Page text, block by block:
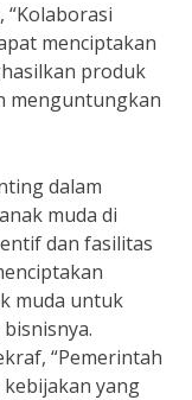
“Kolaborasi
menciptakan
produk
menguntungkan
dalam
muda di
dan fasilitas
muda untuk
“Pemerintah
yang